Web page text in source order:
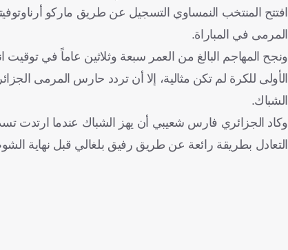
افتتح المنتخب النمساوي التسجيل عن طريق ماركو
المرمى في المباراة.
ونجح المهاجم البالغ من العمر سبعة وثلاثين عاماً في
الأولى للكرة لم تكن مثالية، إلا أن تردد حارس المرمى
الشباك.
وكاد الجزائري فارس شعيبي أن يهز الشباك عندما ارتدت
التعادل بطريقة رائعة عن طريق رفيق بلغالي قبل نهاية